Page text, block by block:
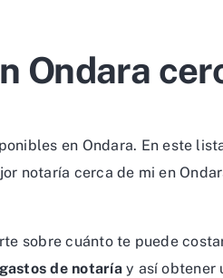
Ondara
en Ondara. En este
notaría cerca de mi en
sobre cuánto te puede
de notaríay así obtener